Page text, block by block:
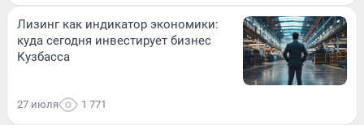
Лизинг как индикатор экономики:
куда сегодня инвестирует бизнес
Кузбасса
27 июля 1 771